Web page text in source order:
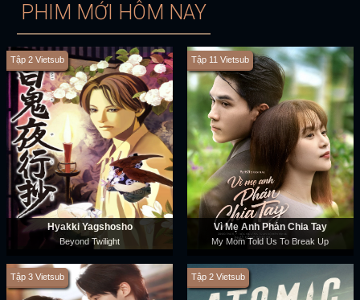
PHIM MỚI HÔM NAY
Tập 2 Vietsub
Hyakki Yagshosho
Beyond Twilight
Tập 11 Vietsub
Vì Mẹ Anh Phán Chia Tay
My Mom Told Us To Break Up
Tập 3 Vietsub Tập 2 Vietsub